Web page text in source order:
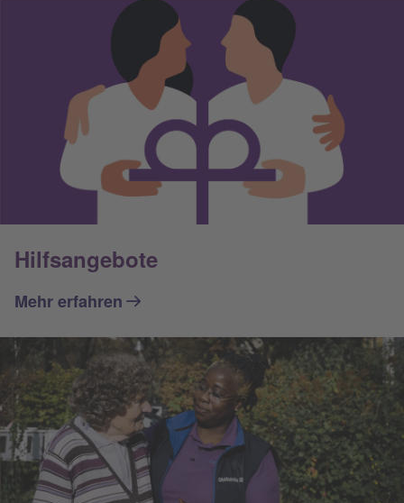
Hilfsangebote
Mehr erfahren